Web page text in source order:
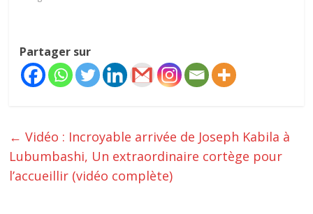
Partager sur
← Vidéo : Incroyable arrivée de Joseph Kabila à
Lubumbashi, Un extraordinaire cortège pour
l’accueillir (vidéo complète)